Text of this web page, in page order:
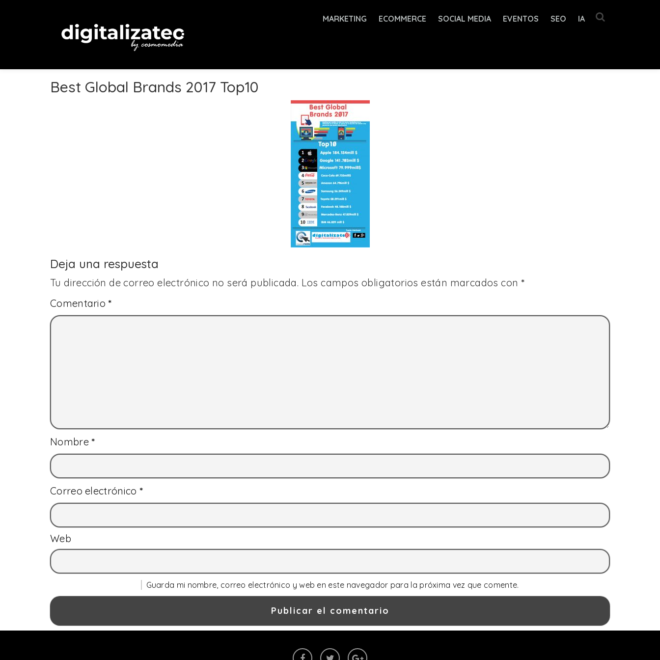
MARKETING ECOMMERCE SOCIAL MEDIA EVENTOS SEO IA
Best Global Brands 2017 Top10
Deja una respuesta
Tu dirección de correo electrónico no será publicada. Los campos obligatorios están marcados con *
Comentario*
Nombre*
Correo electrónico *
Web
Guarda mi nombre, correo electrónico y web en este navegador para la próxima vez que comente.